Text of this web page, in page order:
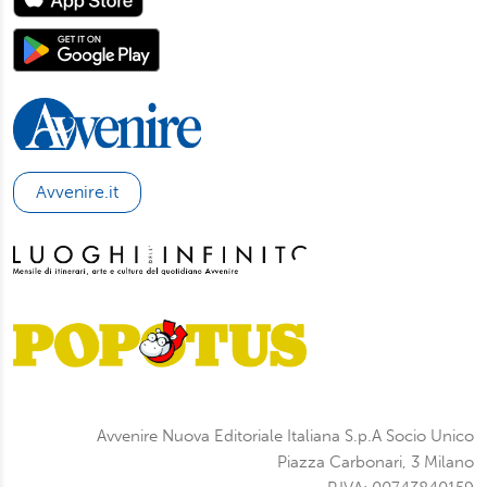
Avvenire.it
Avvenire Nuova Editoriale Italiana S.p.A Socio Unico
Piazza Carbonari, 3 Milano